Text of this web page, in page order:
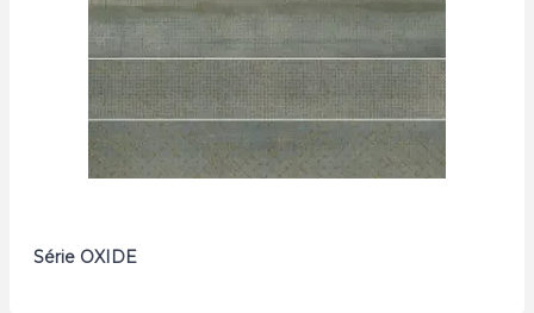
Série OXIDE